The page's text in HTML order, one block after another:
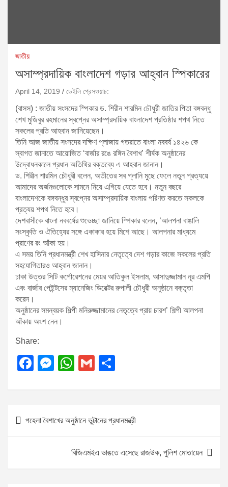
জাতীয়
অসাম্প্রদায়িক বাংলাদেশ গড়ার আহ্বান স্পিকারের
April 14, 2019 ডেইলি প্রেসওয়াচ:
(বাসস) : জাতীয় সংসদের স্পিকার ড. শিরীন শারমিন চৌধুরী জাতির পিতা বঙ্গবন্ধু
শেখ মুজিবুর রহমানের স্বপ্নের অসাম্প্রদায়িক বাংলাদেশ প্রতিষ্ঠার শপথ নিতে
সকলের প্রতি আহবান জানিয়েছেন।
তিনি আজ জাতীয় সংসদের দক্ষিণ প্লাজায় গতরাতে বাংলা নববর্ষ ১৪২৬ কে
স্বাগত জানাতে আয়োজিত ‘বার্জার রঙে রঙ্গিন বৈশাখ’ শীর্ষক অনুষ্ঠানের
উদ্বোধনকালে প্রধান অতিথির বক্তব্যে এ আহবান জানান।
ড. শিরীন শারমিন চৌধুরী বলেন, অতীতের সব গ্লানি মুছে ফেলে নতুন প্রত্যয়ে
আমাদের অর্জনগুলোকে সামনে নিয়ে এগিয়ে যেতে হবে। নতুন বছরে
বাংলাদেশকে বঙ্গবন্ধুর স্বপ্নের অসাম্প্রদায়িক বাংলায় পরিণত করতে সকলকে
প্রত্যয় শপথ নিতে হবে।
দেশবাসীকে বাংলা নববর্ষের শুভেচ্ছা জানিয়ে স্পিকার বলেন, ‘আলপনা বাঙালি
সংস্কৃতি ও ঐতিহ্যের সঙ্গে একাকার হয়ে মিশে আছে। আলপনার মাধ্যমে
প্রাণের রং আঁকা হয়।
এ সময় তিনি প্রধানমন্ত্রী শেখ হাসিনার নেতৃত্বে দেশ গড়ার কাজে সকলের প্রতি
সহযোগিতারও আহ্বান জানান।
ঢাকা উত্তর সিটি কর্পোরেশনের মেয়র আতিকুল ইসলাম, আসাদুজ্জামান নূর এমপি
এবং বার্জার পেইন্টসের ম্যানেজিং ডিরেক্টর রুপালী চৌধুরী অনুষ্ঠানে বক্তৃতা
করেন।
অনুষ্ঠানের সমন্বয়ক শিল্পী মনিরুজ্জামানের নেতৃত্বে প্রায় চারশ’ শিল্পী আলপনা
আঁকায় অংশ নেন।
Share:
F
c
b
M
ss
n
W
at
s
A
p
p
G
ail ar
P
পহেলা বৈশাখের অনুষ্ঠানে ভুটানের প্রধানমন্ত্রী
বিজিএমইএ ভাঙতে এসেছে রাজউক, পুলিশ মোতায়েন